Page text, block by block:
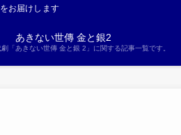
お届けします
あきない世傳 金と銀2
「あきない世傳 金と銀 2」に関する記事一覧です。